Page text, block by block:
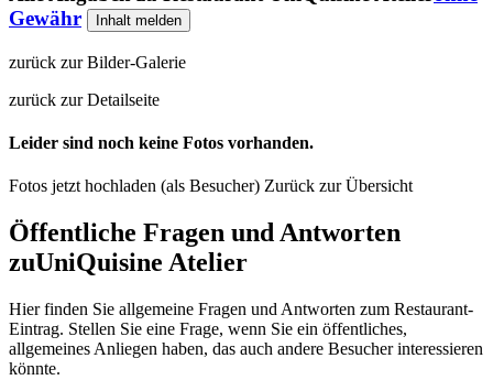
Gewähr
Inhalt melden
zurück zur Bilder-Galerie
zurück zur Detailseite
Leider sind noch keine Fotos vorhanden.
Fotos jetzt hochladen (als Besucher) Zurück zur Übersicht
Öffentliche Fragen und Antworten
zuUniQuisine Atelier
Hier finden Sie allgemeine Fragen und Antworten zum Restaurant-
Eintrag. Stellen Sie eine Frage, wenn Sie ein öffentliches,
allgemeines Anliegen haben, das auch andere Besucher interessieren
könnte.